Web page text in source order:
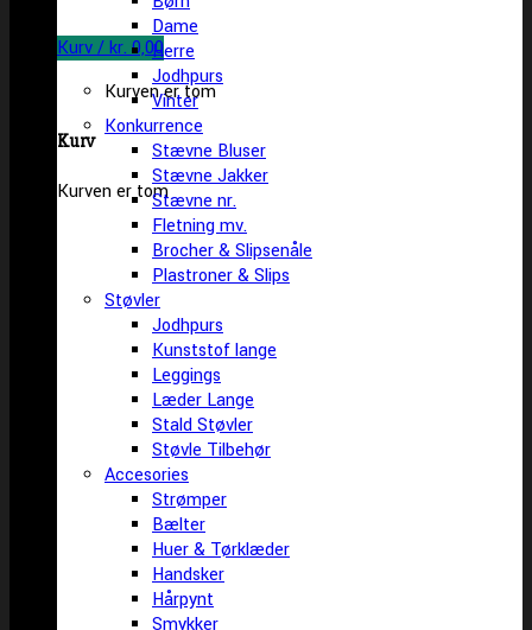
Kurv /kr. 0,00
Kurven er tom
Kurv
Kurven er tom
Dame
Herre
Jodhpurs
Vinter
Konkurrence
Stævne Bluser
Stævne Jakker
Stævne nr.
Fletning mv.
Brocher & Slipsenåle
Plastroner & Slips
Støvler
Jodhpurs
Kunststof lange
Leggings
Læder Lange
Stald Støvler
Støvle Tilbehør
Accesories
Strømper
Bælter
Huer & Tørklæder
Handsker
Hårpynt
Smykker